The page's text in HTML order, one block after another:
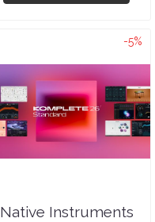
-5%
Native Instruments